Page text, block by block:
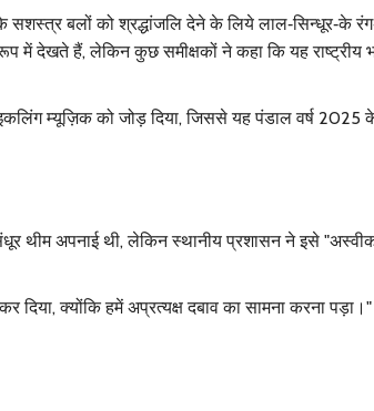
सशस्त्र बलों को श्रद्धांजलि देने के लिये लाल‑सिन्धूर‑के
में देखते हैं, लेकिन कुछ समीक्षकों ने कहा कि यह राष्ट्रीय
म्यूज़िक को जोड़ दिया, जिससे यह पंडाल वर्ष 2025 के
थीम अपनाई थी, लेकिन स्थानीय प्रशासन ने इसे
क्योंकि हमें अप्रत्यक्ष दबाव का सामना करना